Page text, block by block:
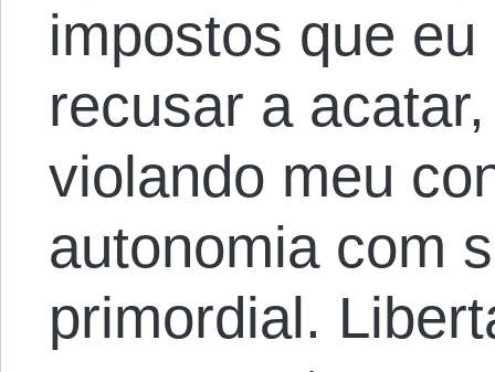
impostos que
recusar a
violando meu
autonomia com
primordial.